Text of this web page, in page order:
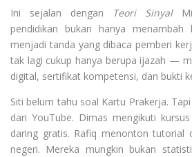
Ini sejalan dengan
Teori Sinyal
pendidikan bukan hanya
menjadi tanda yang dibaca pemberi
tak lagi cukup hanya berupa ijazah —
digital, sertifikat kompetensi, dan bukti
Siti belum tahu soal Kartu Prakerja.
dari YouTube. Dimas mengikuti kursus
daring gratis. Rafiq menonton
negeri. Mereka mungkin bukan